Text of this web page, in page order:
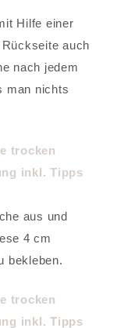
Hilfe einer
auch
nach jedem
man nichts
aus und
4 cm
bekleben.